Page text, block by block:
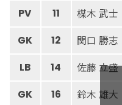
PV 11 楳木 武士
GK 12 関口 勝志
LB 14 佐藤 立盛
GK 16 鈴木 雄大